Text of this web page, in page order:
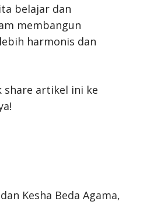
belajar dan
membangun
harmonis dan
share artikel ini ke
Kesha Beda Agama,